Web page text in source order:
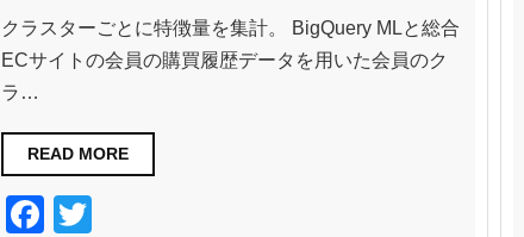
クラスターごとに特徴量を集計。 BigQuery MLと総合
ECサイトの会員の購買履歴データを用いた会員のク
ラ…
READ MORE
F